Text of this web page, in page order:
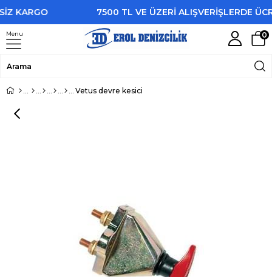
KARGO 7500 TL VE ÜZERİ ALIŞVERİŞLERDE
Menu 0
Vetus devre kesici